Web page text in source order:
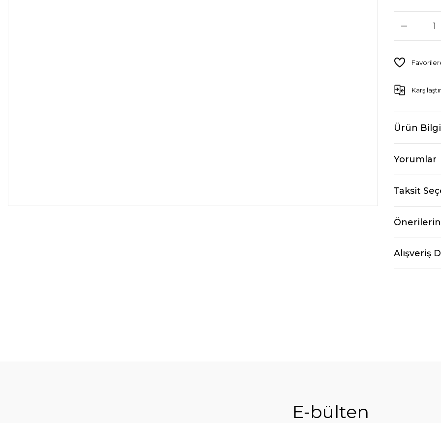
Karşılaştır
Ürün
Yorumlar
Taksit
Alışveriş
E-bülten